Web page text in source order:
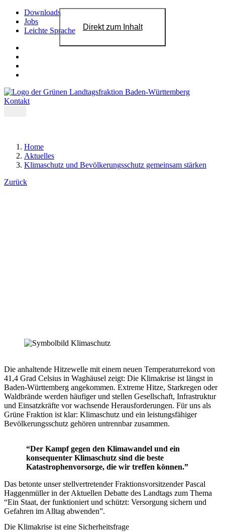
Direkt zum Inhalt
Downloads
Jobs
Leichte Sprache
Kontakt
Home
Aktuelles
Klimaschutz und Bevölkerungsschutz gemeinsam stärken
Zurück
Die anhaltende Hitzewelle mit einem neuen Temperaturrekord von
41,4 Grad Celsius in Waghäusel zeigt: Die Klimakrise ist längst in
Baden-Württemberg angekommen. Extreme Hitze, Starkregen oder
Waldbrände werden häufiger und stellen Gesellschaft, Infrastruktur
und Einsatzkräfte vor wachsende Herausforderungen. Für uns als
Grüne Fraktion ist klar: Klimaschutz und ein leistungsfähiger
Bevölkerungsschutz gehören untrennbar zusammen.
“Der Kampf gegen den Klimawandel und ein
konsequenter Klimaschutz sind die beste
Katastrophenvorsorge, die wir treffen können.”
Das betonte unser stellvertretender Fraktionsvorsitzender Pascal
Haggenmüller in der Aktuellen Debatte des Landtags zum Thema
“Ein Staat, der funktioniert und schützt: Versorgung sichern und
Gefahren im Alltag abwenden”.
Die Klimakrise ist eine Sicherheitsfrage